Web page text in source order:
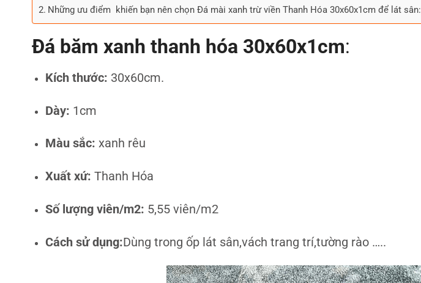
Những ưu điểm khiến bạn nên chọn Đá mài xanh trừ viền Thanh Hóa 30x60x1cm để lát sân:
Đá băm xanh thanh hóa 30x60x1cm:
Kích thước: 30x60cm.
Dày: 1cm
Màu sắc: xanh rêu
Xuất xứ: Thanh Hóa
Số lượng viên/m2: 5,55 viên/m2
Cách sử dụng:Dùng trong ốp lát sân,vách trang trí,tường rào …..